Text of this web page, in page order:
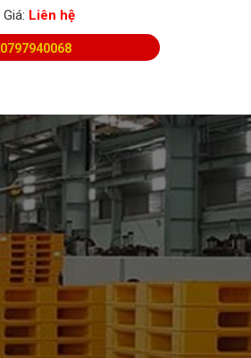
Giá: Liên hệ
0797940068